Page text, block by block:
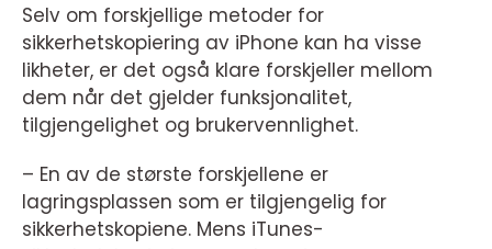
Selv om forskjellige metoder for
sikkerhetskopiering av iPhone kan ha visse
likheter, er det også klare forskjeller mellom
dem når det gjelder funksjonalitet,
tilgjengelighet og brukervennlighet.
– En av de største forskjellene er
lagringsplassen som er tilgjengelig for
sikkerhetskopiene. Mens iTunes-